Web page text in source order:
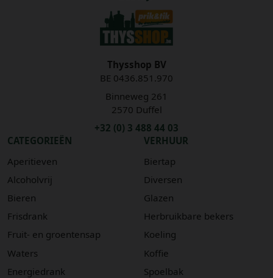
Thysshop BV
BE 0436.851.970
Binneweg 261
2570 Duffel
+32 (0) 3 488 44 03
CATEGORIEËN
Aperitieven
Alcoholvrij
Bieren
Frisdrank
Fruit- en groentensap
Waters
Energiedrank
VERHUUR
Biertap
Diversen
Glazen
Herbruikbare bekers
Koeling
Koffie
Spoelbak